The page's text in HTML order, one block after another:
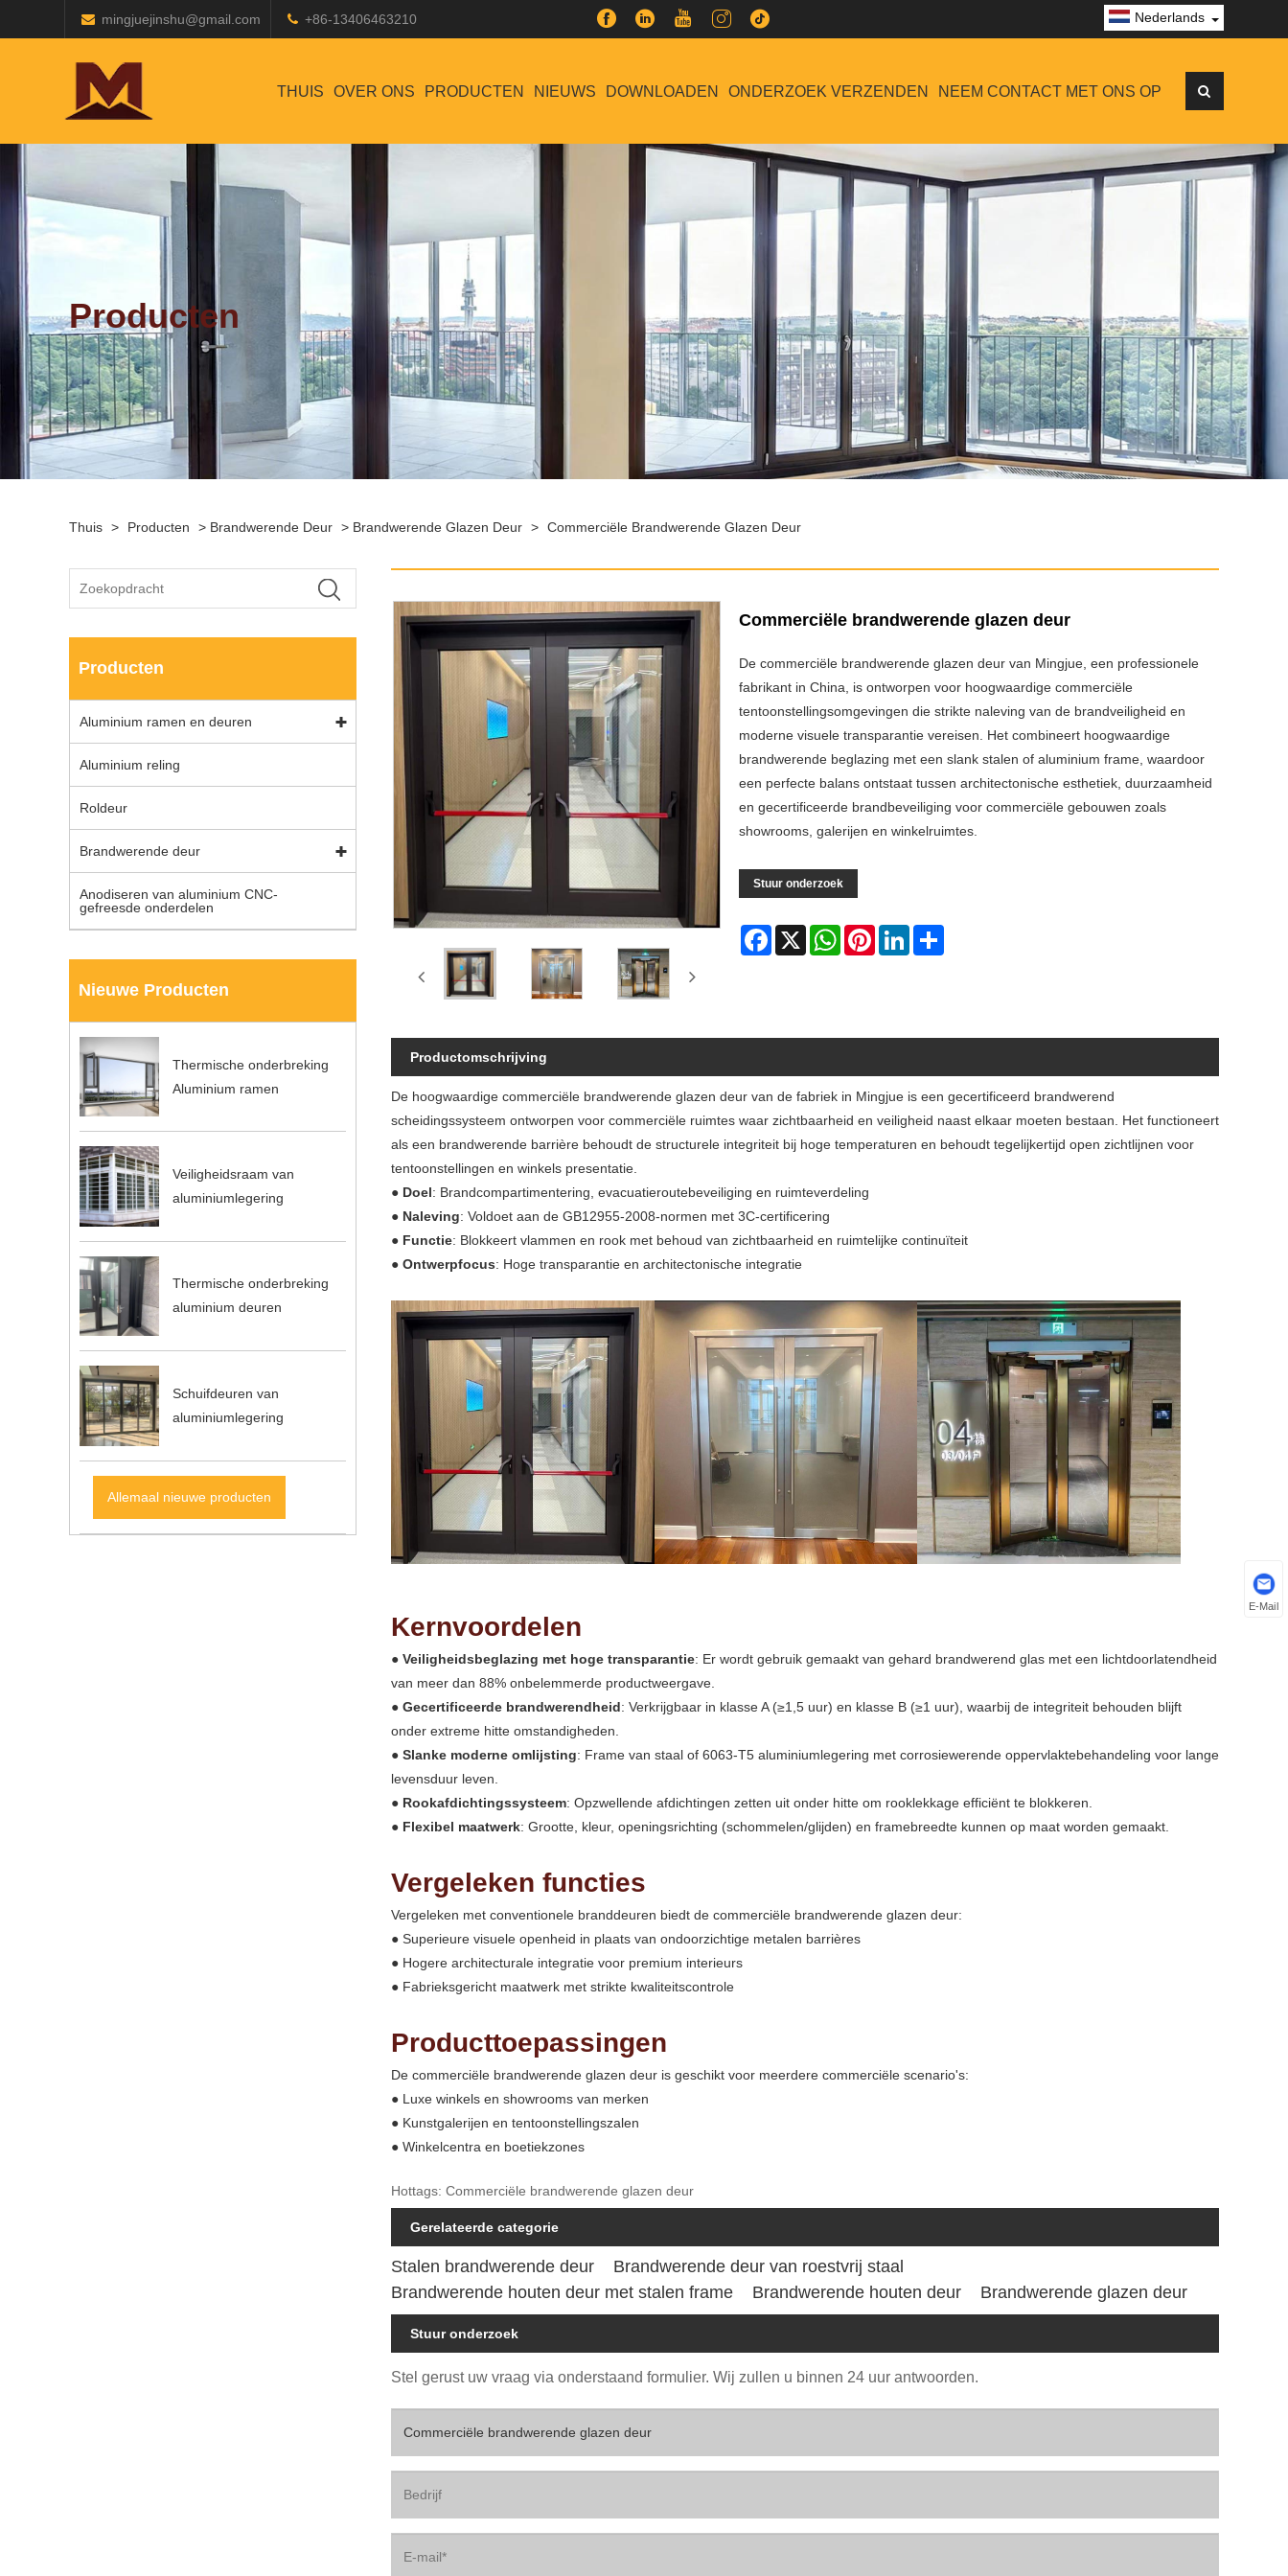
mingjuejinshu@gmail.com +86-13406463210 Nederlands
THUIS OVER ONS PRODUCTEN NIEUWS DOWNLOADEN ONDERZOEK VERZENDEN NEEM CONTACT MET ONS OP
Producten
Thuis > Producten > Brandwerende Deur > Brandwerende Glazen Deur > Commerciële Brandwerende Glazen Deur
Producten
Aluminium ramen en deuren
Aluminium reling
Roldeur
Brandwerende deur
Anodiseren van aluminium CNC-
gefreesde onderdelen
Nieuwe Producten
Thermische onderbreking
Aluminium ramen
Veiligheidsraam van
aluminiumlegering
Thermische onderbreking
aluminium deuren
Schuifdeuren van
aluminiumlegering
Allemaal nieuwe producten
Commerciële brandwerende glazen deur
De commerciële brandwerende glazen deur van Mingjue, een professionele
fabrikant in China, is ontworpen voor hoogwaardige commerciële
tentoonstellingsomgevingen die strikte naleving van de brandveiligheid en
moderne visuele transparantie vereisen. Het combineert hoogwaardige
brandwerende beglazing met een slank stalen of aluminium frame, waardoor
een perfecte balans ontstaat tussen architectonische esthetiek, duurzaamheid
en gecertificeerde brandbeveiliging voor commerciële gebouwen zoals
showrooms, galerijen en winkelruimtes.
Stuur onderzoek
Facebook
X WhatsAppPinterestLinkedInShare
Productomschrijving
De hoogwaardige commerciële brandwerende glazen deur van de fabriek in Mingjue is een gecertificeerd brandwerend
scheidingssysteem ontworpen voor commerciële ruimtes waar zichtbaarheid en veiligheid naast elkaar moeten bestaan. Het functioneert
als een brandwerende barrière behoudt de structurele integriteit bij hoge temperaturen en behoudt tegelijkertijd open zichtlijnen voor
tentoonstellingen en winkels presentatie.
● Doel: Brandcompartimentering, evacuatieroutebeveiliging en ruimteverdeling
● Naleving: Voldoet aan de GB12955-2008-normen met 3C-certificering
● Functie: Blokkeert vlammen en rook met behoud van zichtbaarheid en ruimtelijke continuïteit
● Ontwerpfocus: Hoge transparantie en architectonische integratie
Kernvoordelen
● Veiligheidsbeglazing met hoge transparantie: Er wordt gebruik gemaakt van gehard brandwerend glas met een lichtdoorlatendheid
van meer dan 88% onbelemmerde productweergave.
● Gecertificeerde brandwerendheid: Verkrijgbaar in klasse A (≥1,5 uur) en klasse B (≥1 uur), waarbij de integriteit behouden blijft
onder extreme hitte omstandigheden.
● Slanke moderne omlijsting: Frame van staal of 6063-T5 aluminiumlegering met corrosiewerende oppervlaktebehandeling voor lange
levensduur leven.
● Rookafdichtingssysteem: Opzwellende afdichtingen zetten uit onder hitte om rooklekkage efficiënt te blokkeren.
● Flexibel maatwerk: Grootte, kleur, openingsrichting (schommelen/glijden) en framebreedte kunnen op maat worden gemaakt.
Vergeleken functies
Vergeleken met conventionele branddeuren biedt de commerciële brandwerende glazen deur:
● Superieure visuele openheid in plaats van ondoorzichtige metalen barrières
● Hogere architecturale integratie voor premium interieurs
● Fabrieksgericht maatwerk met strikte kwaliteitscontrole
Producttoepassingen
De commerciële brandwerende glazen deur is geschikt voor meerdere commerciële scenario's:
● Luxe winkels en showrooms van merken
● Kunstgalerijen en tentoonstellingszalen
● Winkelcentra en boetiekzones
Hottags: Commerciële brandwerende glazen deur
Gerelateerde categorie
Stalen brandwerende deur
Brandwerende deur van roestvrij staal
Brandwerende houten deur met stalen frame
Brandwerende houten deur Brandwerende glazen deur
Stuur onderzoek
Stel gerust uw vraag via onderstaand formulier. Wij zullen u binnen 24 uur antwoorden.
E-Mail